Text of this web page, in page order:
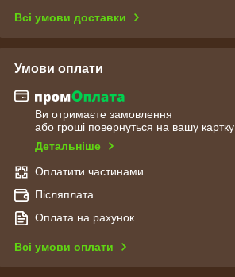
Всі умови доставки
Умови оплати
Ви отримаєте замовлення
або гроші повернуться на вашу картку
Детальніше
Оплатити частинами
Післяплата
Оплата на рахунок
Всі умови оплати